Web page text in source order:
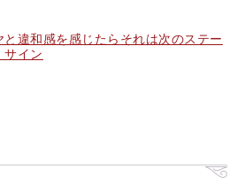
と違和感を感じたらそれは次のステー
サイン